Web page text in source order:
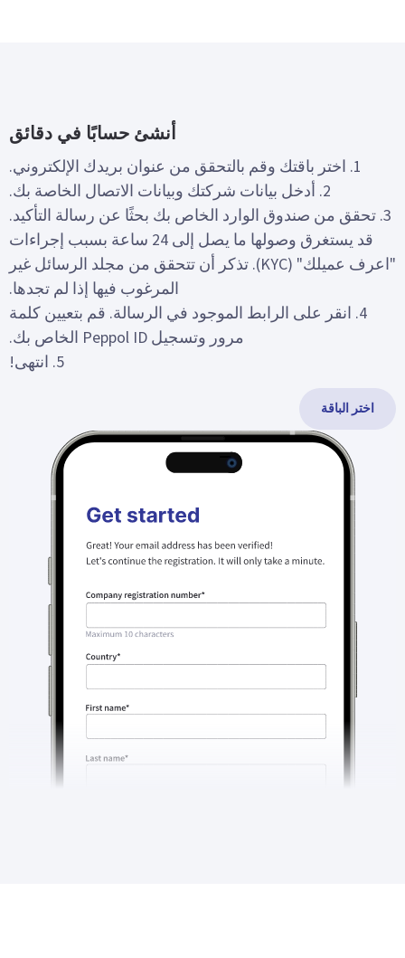
أنشئ حسابًا في دقائق
3. تحقق من صندوق الوارد الخاص بك بحثًا عن رسالة التأكيد.
قد يستغرق وصولها ما يصل إلى 24 ساعة بسبب إجراءات
"اعرف عميلك" (KYC). تذكر أن تتحقق من مجلد الرسائل غير
المرغوب فيها إذا لم تجدها.
4. انقر على الرابط الموجود في الرسالة. قم بتعيين كلمة
مرور وتسجيل Peppol ID الخاص بك.
اختر الباقة